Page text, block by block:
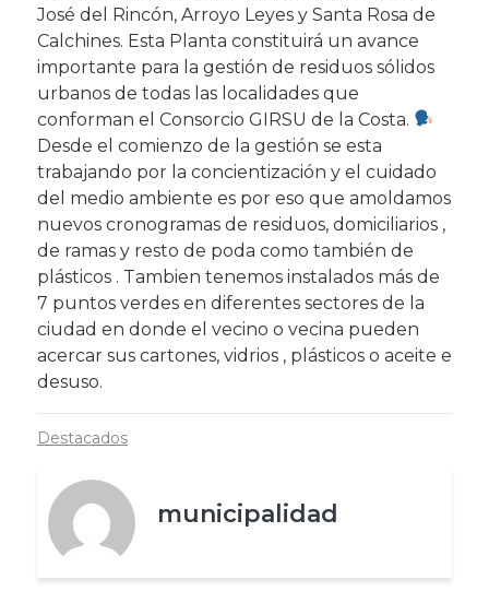
José del Rincón, Arroyo Leyes y Santa Rosa de
Calchines. Esta Planta constituirá un avance
importante para la gestión de residuos sólidos
urbanos de todas las localidades que
conforman el Consorcio GIRSU de la Costa.
Desde el comienzo de la gestión se esta
trabajando por la concientización y el cuidado
del medio ambiente es por eso que amoldamos
nuevos cronogramas de residuos, domiciliarios ,
de ramas y resto de poda como también de
plásticos . Tambien tenemos instalados más de
7 puntos verdes en diferentes sectores de la
ciudad en donde el vecino o vecina pueden
acercar sus cartones, vidrios , plásticos o aceite e
desuso.
Destacados
municipalidad